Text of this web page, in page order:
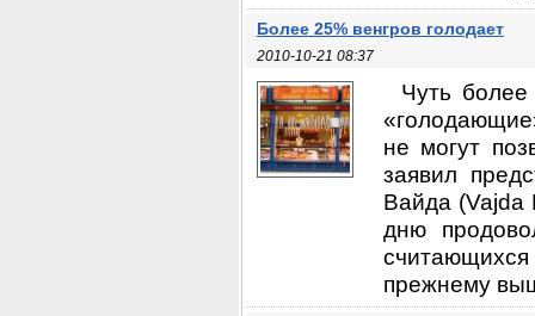
Более 25% венгров голодает
2010-10-21 08:37
Чуть более
не могут
заявил
Вайда (Vajda
дню
прежнему